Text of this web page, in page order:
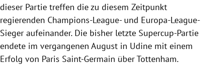
dieser Partie treffen die zu diesem Zeitpunkt
regierenden Champions-League- und Europa-League-
Sieger aufeinander. Die bisher letzte Supercup-Partie
endete im vergangenen August in Udine mit einem
Erfolg von Paris Saint-Germain über Tottenham.